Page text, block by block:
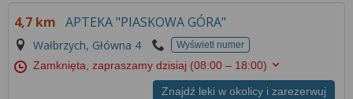
4,7 km APTEKA "PIASKOWA GÓRA"
Wałbrzych, Główna 4 Wyświetl numer
Zamknięta, zapraszamy dzisiaj (08:00 – 18:00)
Znajdź leki w okolicy i zarezerwuj